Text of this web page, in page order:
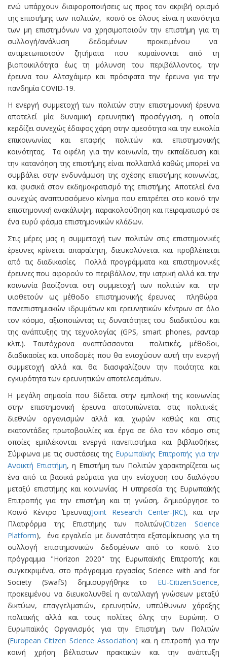
ενώ υπάρχουν διαφοροποιήσεις ως προς τον ακριβή ορισμό
της επιστήμης των πολιτών, κοινό σε όλους είναι η ικανότητα
των μη επιστημόνων να χρησιμοποιούν την επιστήμη για τη
συλλογή/ανάλυση δεδομένων προκειμένου να
αντιμετωπιστούν ζητήματα που κυμαίνονται από τη
βιοποικιλότητα έως τη μόλυνση του περιβάλλοντος, την
έρευνα του Αλτσχάιμερ και πρόσφατα την έρευνα για την
πανδημία COVID-19.
Η ενεργή συμμετοχή των πολιτών στην επιστημονική έρευνα
αποτελεί μία δυναμική ερευνητική προσέγγιση, η οποία
κερδίζει συνεχώς έδαφος χάρη στην αμεσότητα και την ευκολία
επικοινωνίας και επαφής πολιτών και επιστημονικής
κοινότητας. Τα οφέλη για την κοινωνία, την εκπαίδευση και
την κατανόηση της επιστήμης είναι πολλαπλά καθώς μπορεί να
συμβάλει στην ενδυνάμωση της σχέσης επιστήμης κοινωνίας,
και φυσικά στον εκδημοκρατισμό της επιστήμης. Αποτελεί ένα
συνεχώς αναπτυσσόμενο κίνημα που επιτρέπει στο κοινό την
επιστημονική ανακάλυψη, παρακολούθηση και πειραματισμό σε
ένα ευρύ φάσμα επιστημονικών κλάδων.
Στις μέρες μας η συμμετοχή των πολιτών στις επιστημονικές
έρευνες κρίνεται απαραίτητη, διευκολύνεται και προβλέπεται
από τις διαδικασίες. Πολλά προγράμματα και επιστημονικές
έρευνες που αφορούν το περιβάλλον, την ιατρική αλλά και την
κοινωνία βασίζονται στη συμμετοχή των πολιτών και την
υιοθετούν ως μέθοδο επιστημονικής έρευνας πληθώρα
πανεπιστημιακών ιδρυμάτων και ερευνητικών κέντρων σε όλο
τον κόσμο, αξιοποιώντας τις δυνατότητες του διαδικτύου και
της ανάπτυξης της τεχνολογίας (GPS, smart phones, ρανταρ
κλπ.). Ταυτόχρονα αναπτύσσονται πολιτικές, μέθοδοι,
διαδικασίες και υποδομές που θα ενισχύουν αυτή την ενεργή
συμμετοχή αλλά και θα διασφαλίζουν την ποιότητα και
εγκυρότητα των ερευνητικών αποτελεσμάτων.
Η μεγάλη σημασία που δίδεται στην εμπλοκή της κοινωνίας
στην επιστημονική έρευνα αποτυπώνεται στις πολιτικές
διεθνών οργανισμών αλλά και χωρών καθώς και στις
εκατοντάδες πρωτοβουλίες και έργα σε όλο τον κόσμο στις
οποίες εμπλέκονται ενεργά πανεπιστήμια και βιβλιοθήκες.
Σύμφωνα με τις συστάσεις τηςΕυρωπαϊκής Επιτροπής για την
Aνοικτή Eπιστήμη, η Επιστήμη των Πολιτών χαρακτηρίζεται ως
ένα από τα βασικά ρεύματα για την ενίσχυση του διαλόγου
μεταξύ επιστήμης και κοινωνίας. Η υπηρεσία της Ευρωπαϊκής
Επιτροπής για την επιστήμη και τη γνώση, δημιούργησε το
Κοινό Κέντρο Έρευνας(Joint Research Center-JRC), και την
Πλατφόρμα της Επιστήμης των πολιτών(Citizen Science
Platform), ένα εργαλείο με δυνατότητα εξατομίκευσης για τη
συλλογή επιστημονικών δεδομένων από το κοινό. Στο
πρόγραμμα "Horizon 2020" της Ευρωπαϊκής Επιτροπής και
συγκεκριμένα, στο πρόγραμμα εργασίας Science with and for
Society (SwafS) δημιουργήθηκε το EU-Citizen.Science,
προκειμένου να διευκολυνθεί η ανταλλαγή γνώσεων μεταξύ
δικτύων, επαγγελματιών, ερευνητών, υπεύθυνων χάραξης
πολιτικής αλλά και τους πολίτες όλης την Ευρώπη. Ο
Ευρωπαϊκός Οργανισµός για την Επιστήμη των Πολιτών
(European Citizen Science Association) και η επιτροπή για την
κοινή χρήση βέλτιστων πρακτικών και την ανάπτυξη